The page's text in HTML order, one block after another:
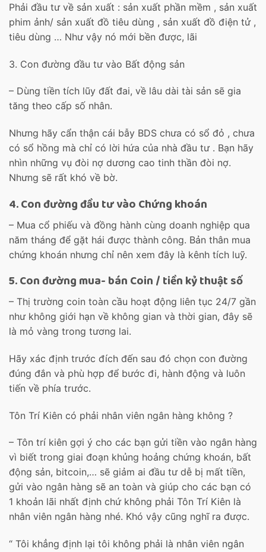
Phải đầu tư về sản xuất : sản xuất phần mềm , sản xuất
phim ảnh/ sản xuất đồ tiêu dùng , sản xuất đồ điện tử ,
tiêu dùng … Như vậy nó mới bền được, lãi
3. Con đường đầu tư vào Bất động sản
– Dùng tiền tích lũy đất đai, về lâu dài tài sản sẽ gia
tăng theo cấp số nhân.
Nhưng hãy cẩn thận cái bẫy BDS chưa có sổ đỏ , chưa
có sổ hồng mà chỉ có lời hứa của nhà đầu tư . Bạn hãy
nhìn những vụ đòi nợ dương cao tinh thần đòi nợ.
Nhưng sẽ rất khó về bờ.
4. Con đường đầu tư vào Chứng khoán
– Mua cổ phiếu và đồng hành cùng doanh nghiệp qua
năm tháng để gặt hái được thành công. Bản thân mua
chứng khoán nhưng chỉ nên xem đây là kênh tích luỹ.
5. Con đường mua- bán Coin / tiền kỷ thuật số
– Thị trường coin toàn cầu hoạt động liên tục 24/7 gần
như không giới hạn về không gian và thời gian, đây sẽ
là mỏ vàng trong tương lai.
Hãy xác định trước đích đến sau đó chọn con đường
đúng đắn và phù hợp để bước đi, hành động và luôn
tiến về phía trước.
Tôn Trí Kiên có phải nhân viên ngân hàng không ?
– Tôn trí kiên gợi ý cho các bạn gửi tiền vào ngân hàng
vì biết trong giai đoạn khủng hoảng chứng khoán, bất
động sản, bitcoin,… sẽ giảm ai đầu tư dễ bị mất tiền,
gửi vào ngân hàng sẽ an toàn và giúp cho các bạn có
1 khoản lãi nhất định chứ không phải Tôn Trí Kiên là
nhân viên ngân hàng nhé. Khó vậy cũng nghĩ ra được.
“ Tôi khẳng định lại tôi không phải là nhân viên ngân